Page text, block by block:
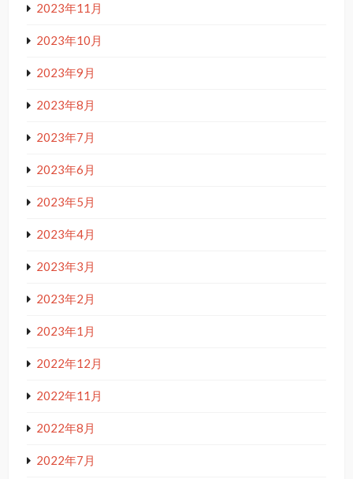
2023年11月
2023年10月
2023年9月
2023年8月
2023年7月
2023年6月
2023年5月
2023年4月
2023年3月
2023年2月
2023年1月
2022年12月
2022年11月
2022年8月
2022年7月